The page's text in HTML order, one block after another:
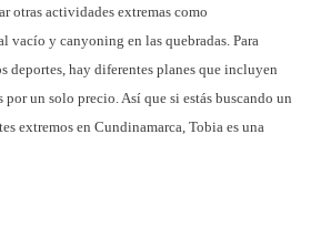
otras actividades extremas como
vacío y canyoning en las quebradas. Para
deportes, hay diferentes planes que incluyen
por un solo precio. Así que si estás buscando un
extremos en Cundinamarca, Tobia es una